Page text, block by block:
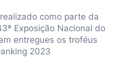
como parte da
Exposição Nacional do
entregues os troféus
2023